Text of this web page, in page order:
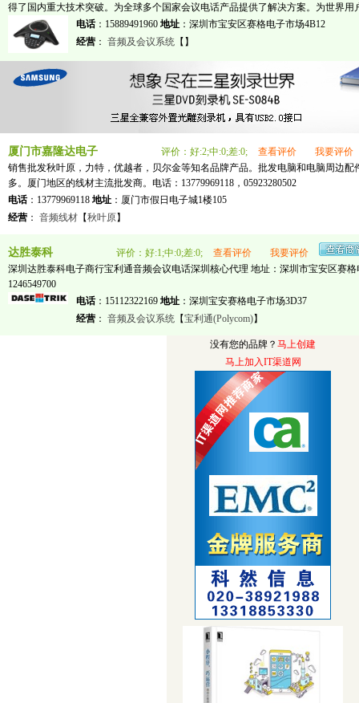
得了国内重大技术突破。为全球多个国家会议电话产品提供了解决方案。为世界用
电话：15889491960 地址 ：深圳市宝安区赛格电子市场4B12
经营 ： 音频及会议系统 【】
厦门市嘉隆达电子 评价：好:2;中:0;差:0; 查看评价
我要评价
销售批发秋叶原，力特，优越者，贝尔金等知名品牌产品。批发电脑和电脑周边
多。厦门地区的线材主流批发商。电话：13779969118，05923280502
电话：13779969118 地址 ：厦门市假日电子城1楼105
经营 ： 音频线材 【秋叶原】
达胜泰科 评价：好:1;中:0;差:0; 查看评价
我要评价
深圳达胜泰科电子商行宝利通音频会议电话深圳核心代理 地址：深圳市宝安区赛格
1246549700
电话：15112322169 地址 ：深圳宝安赛格电子市场3D37
经营 ： 音频及会议系统 【宝利通(Polycom)】
没有您的品牌？ 马上创建
马上加入IT渠道网